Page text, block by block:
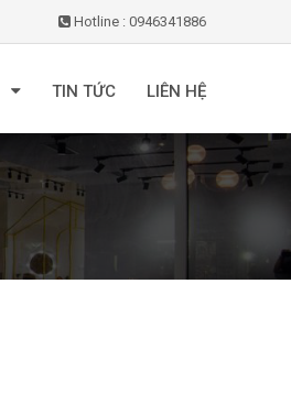
Hotline : 0946341886
TIN TỨC LIÊN HỆ